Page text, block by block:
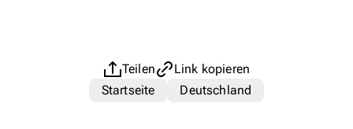
Teilen
Link kopieren
Startseite
Deutschland